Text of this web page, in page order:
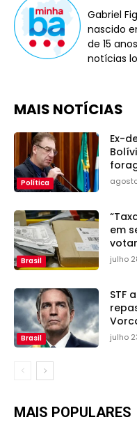
Gabriel
nascido
de 15
notícias
MAIS NOTÍCIAS
Política
Ex-
Brasil
em
julho
Brasil
STF
julho
MAIS POPULARES